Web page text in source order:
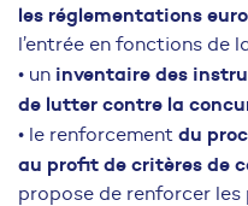
les réglementations
l’entrée en fonctions de
• un inventaire des
de lutter contre la
• le renforcement du
au profit de critères de
propose de renforcer